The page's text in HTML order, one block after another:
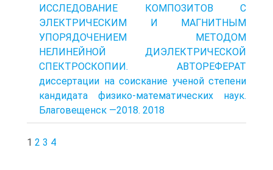
ИССЛЕДОВАНИЕ КОМПОЗИТОВ С
ЭЛЕКТРИЧЕСКИМ И МАГНИТНЫМ
УПОРЯДОЧЕНИЕМ МЕТОДОМ
НЕЛИНЕЙНОЙ ДИЭЛЕКТРИЧЕСКОЙ
СПЕКТРОСКОПИИ. АВТОРЕФЕРАТ
диссертации на соискание ученой степени
кандидата физико-математических наук.
Благовещенск —2018. 2018
1 2 3 4